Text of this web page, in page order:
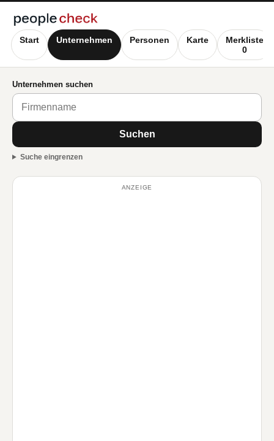
Start Unternehmen Personen Karte
Merkliste
0
Unternehmen suchen
Suchen
Suche eingrenzen
ANZEIGE